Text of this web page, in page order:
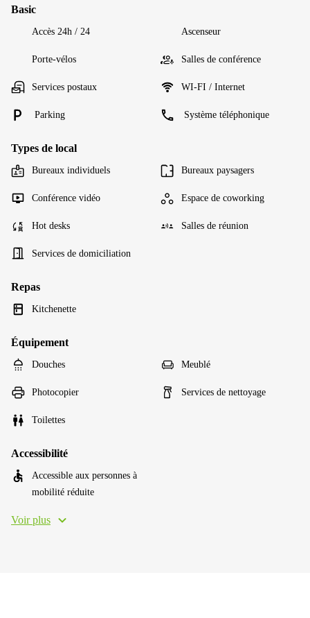
Basic
Accès 24h / 24 Ascenseur
Porte-vélos Salles de conférence
Services postaux WI-FI / Internet
Parking Système téléphonique
Types de local
Bureaux individuels Bureaux paysagers
Conférence vidéo Espace de coworking
Hot desks Salles de réunion
Services de domiciliation
Repas
Kitchenette
Équipement
Douches Meublé
Photocopier Services de nettoyage
Toilettes
Accessibilité
Accessible aux personnes à
mobilité réduite
Voir plus